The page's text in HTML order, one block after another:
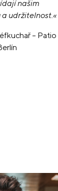
našim
udržitelnost.«
– Patio